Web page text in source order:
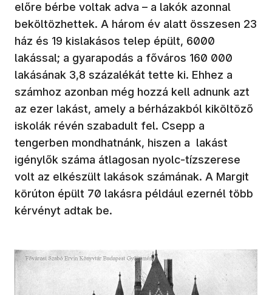
előre bérbe voltak adva – a lakók azonnal
beköltözhettek. A három év alatt összesen 23
ház és 19 kislakásos telep épült, 6000
lakással; a gyarapodás a főváros 160 000
lakásának 3,8 százalékát tette ki. Ehhez a
számhoz azonban még hozzá kell adnunk azt
az ezer lakást, amely a bérházakból kiköltöző
iskolák révén szabadult fel. Csepp a
tengerben mondhatnánk, hiszen a lakást
igénylők száma átlagosan nyolc-tízszerese
volt az elkészült lakások számának. A Margit
körúton épült 70 lakásra például ezernél több
kérvényt adtak be.